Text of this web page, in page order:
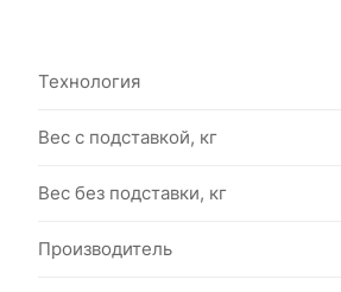
Технология
Вес с подставкой, кг
Вес без подставки, кг
Производитель